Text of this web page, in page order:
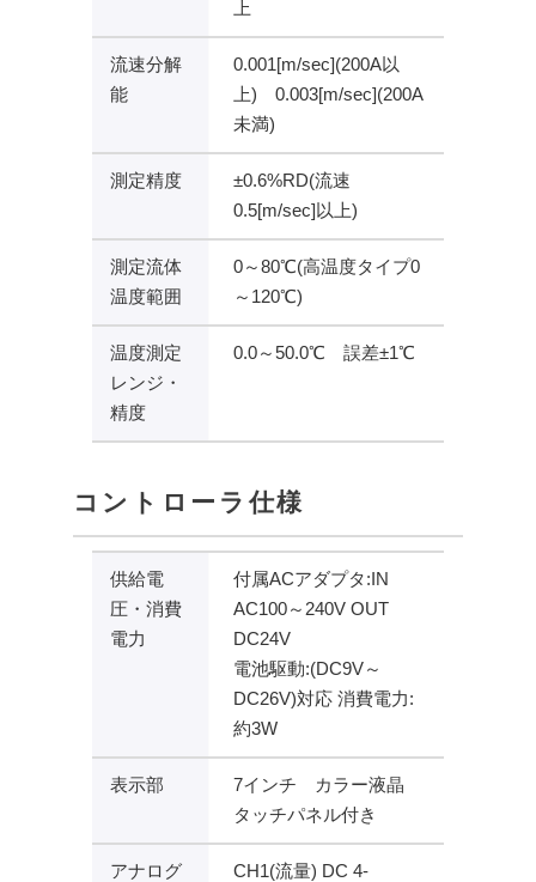
上
流速分解
能
0.001[m/sec](200A以
上) 0.003[m/sec](200A
未満)
測定精度
±0.6%RD(流速
0.5[m/sec]以上)
測定流体
温度範囲
0～80℃(高温度タイプ0
～120℃)
温度測定
レンジ・
精度
0.0～50.0℃ 誤差±1℃
コントローラ仕様
供給電
圧・消費
電力
付属ACアダプタ:IN
AC100～240V OUT
DC24V
電池駆動:(DC9V～
DC26V)対応 消費電力:
約3W
表示部
7インチ カラー液晶
タッチパネル付き
アナログ
CH1(流量) DC 4-